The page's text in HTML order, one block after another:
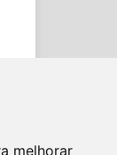
melhorar